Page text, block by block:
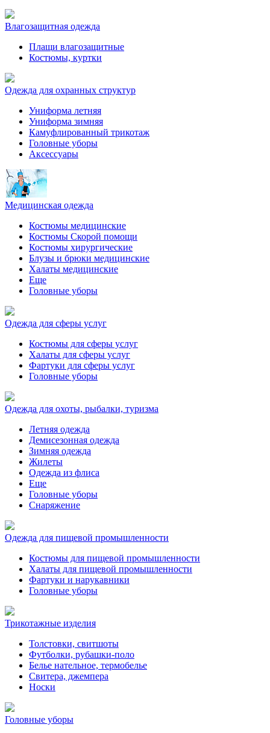
Влагозащитная одежда
Плащи влагозащитные
Костюмы, куртки
Одежда для охранных структур
Униформа летняя
Униформа зимняя
Камуфлированный трикотаж
Головные уборы
Аксессуары
Медицинская одежда
Костюмы медицинские
Костюмы Скорой помощи
Костюмы хирургические
Блузы и брюки медицинские
Халаты медицинские
Еще
Головные уборы
Одежда для сферы услуг
Костюмы для сферы услуг
Халаты для сферы услуг
Фартуки для сферы услуг
Головные уборы
Одежда для охоты, рыбалки, туризма
Летняя одежда
Демисезонная одежда
Зимняя одежда
Жилеты
Одежда из флиса
Еще
Головные уборы
Снаряжение
Одежда для пищевой промышленности
Костюмы для пищевой промышленности
Халаты для пищевой промышленности
Фартуки и нарукавники
Головные уборы
Трикотажные изделия
Толстовки, свитшоты
Футболки, рубашки-поло
Белье нательное, термобелье
Свитера, джемпера
Носки
Головные уборы